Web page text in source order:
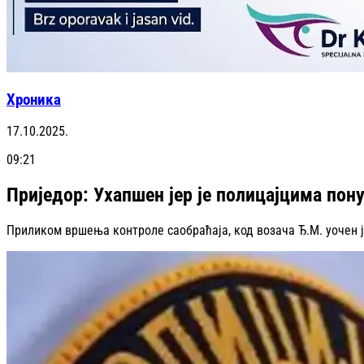
Хроника
17.10.2025.
09:21
Приједор: Ухапшен јер је полицајцима
Приликом вршења контроле саобраћаја, код возача Ђ.М. уочен